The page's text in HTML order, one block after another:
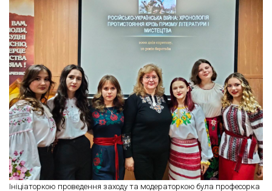
Ініціаторкою проведення заходу та модераторкою була професорка